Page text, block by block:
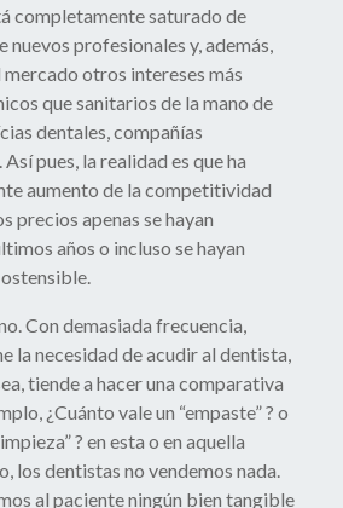
completamente saturado de
nuevos profesionales y, además,
otros intereses más
que sanitarios de la mano de
dentales, compañías
pues, la realidad es que ha
aumento de la competitividad
precios apenas se hayan
años o incluso se hayan
Con demasiada frecuencia,
la necesidad de acudir al dentista,
tiende a hacer una comparativa
¿Cuánto vale un “empaste” ? o
? en esta o en aquella
los dentistas no vendemos nada.
al paciente ningún bien tangible